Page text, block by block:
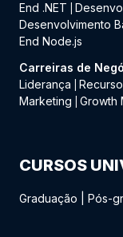
End .NET
Desenvolvimento
End Node.js
Carreiras de
Liderança
Marketing
Growth
CURSOS
Graduação Pós-